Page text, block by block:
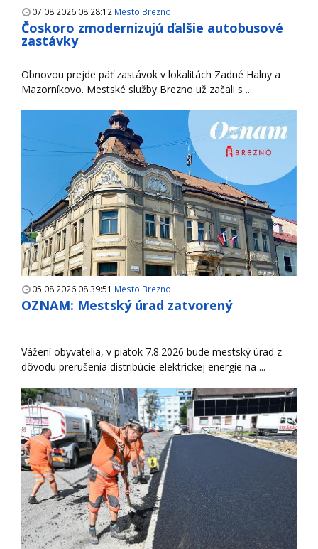
07.08.2026 08:28:12 Mesto Brezno
Čoskoro zmodernizujú ďalšie autobusové
zastávky
Obnovou prejde päť zastávok v lokalitách Zadné Halny a
Mazorníkovo. Mestské služby Brezno už začali s ...
05.08.2026 08:39:51 Mesto Brezno
OZNAM: Mestský úrad zatvorený
Vážení obyvatelia, v piatok 7.8.2026 bude mestský úrad z
dôvodu prerušenia distribúcie elektrickej energie na ...